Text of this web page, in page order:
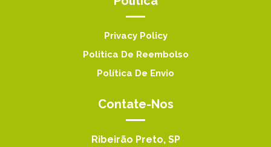
Privacy Policy
Politica De Reembolso
Política De Envio
Contate-Nos
Ribeirão Preto, SP